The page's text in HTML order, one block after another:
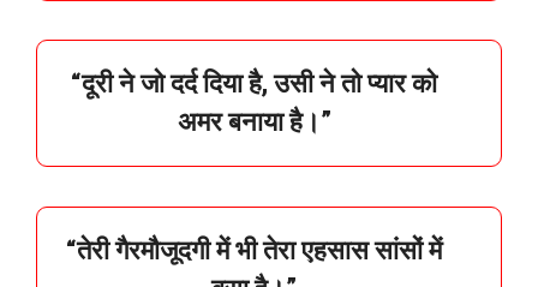
“दूरीनेजोदर्ददियाहै,उसीनेतोप्यारको
अमरबनायाहै।”
“तेरीगैरमौजूदगीमेंभीतेराएहसाससांसोंमें